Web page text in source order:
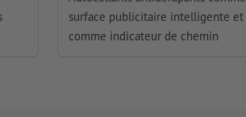
surface publicitaire intelligente et
comme indicateur de chemin